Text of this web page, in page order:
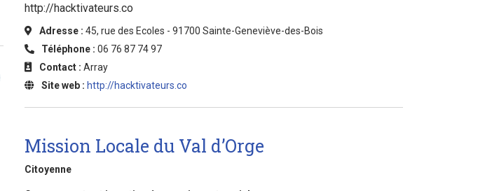
http://hacktivateurs.co
Adresse : 45, rue des Ecoles - 91700 Sainte-Geneviève-des-Bois
Téléphone : 06 76 87 74 97
Contact : Array
Site web : http://hacktivateurs.co
Mission Locale du Val d’Orge
Citoyenne